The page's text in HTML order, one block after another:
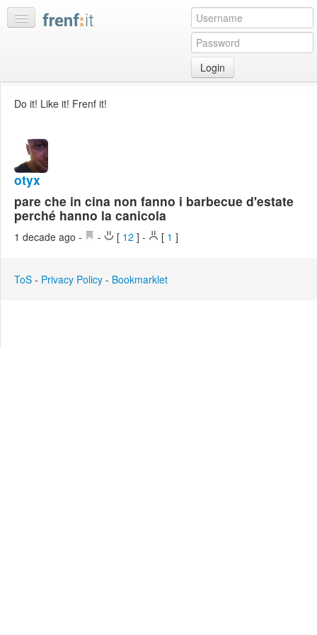
Login
discussions
Bookmarks
Best
of
day
Do it! Like it! Frenf it!
otyx
pare che in cina non fanno i barbecue d'estate
perché hanno la canicola
1 decade ago - - [ 12 ] - [ 1 ]
ToS - Privacy Policy - Bookmarklet